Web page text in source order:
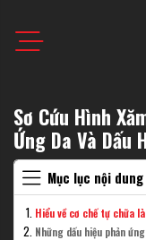
Sơ Cứu Hình
Ứng Da Và Dấu
Mục lục nội dung
Hiểu về cơ chế tự chữa
Những dấu hiệu phản